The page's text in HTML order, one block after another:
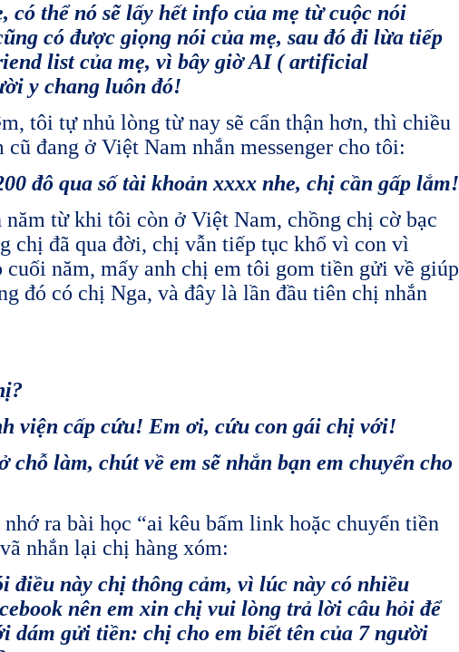
thể nó sẽ lấy hết info của mẹ từ cuộc nói
có được giọng nói của mẹ, sau đó đi lừa tiếp
list của mẹ, vì bây giờ AI (artificial
y chang luôn đó!
tôi tự nhủ lòng từ nay sẽ cẩn thận hơn, thì chiều
đang ở Việt Nam nhắn messenger cho tôi:
qua số tài khoản xxxx nhe, chị cần gấp lắm!
năm từ khi tôi còn ở Việt Nam, chồng chị cờ bạc
chị đã qua đời, chị vẫn tiếp tục khổ vì con vì
cuối năm, mấy anh chị em tôi gom tiền gửi về giúp
đó có chị Nga, và đây là lần đầu tiên chị nhắn
cấp cứu! Em ơi, cứu con gái chị với!
làm, chút về em sẽ nhắn bạn em chuyển cho
ra bài học “ai kêu bấm link hoặc chuyển tiền
nhắn lại chị hàng xóm:
này chị thông cảm, vì lúc này có nhiều
nên em xin chị vui lòng trả lời câu hỏi để
dám gửi tiền: chị cho em biết tên của 7 người